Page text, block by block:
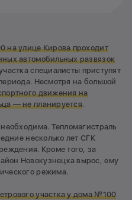
на улице Кирова проходит
автомобильных развязок
специалисты приступят
Несмотря на большой
движения на
— не планируется.
Тепломагистраль
несколько лет СГК
Кроме того, за
Новокузнецка вырос, ему
режима.
участка у дома №100